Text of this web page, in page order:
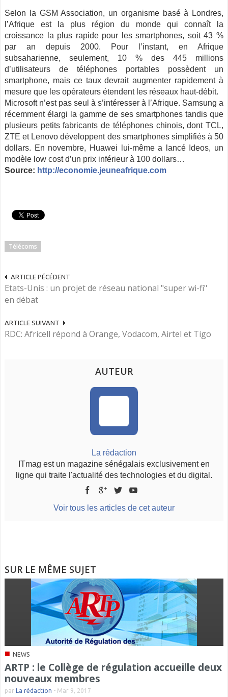
Selon la GSM Association, un organisme basé à Londres,
l’Afrique est la plus région du monde qui connaît la
croissance la plus rapide pour les smartphones, soit 43 %
par an depuis 2000. Pour l’instant, en Afrique
subsaharienne, seulement, 10 % des 445 millions
d’utilisateurs de téléphones portables possèdent un
smartphone, mais ce taux devrait augmenter rapidement à
mesure que les opérateurs étendent les réseaux haut-débit.
Microsoft n’est pas seul à s’intéresser à l’Afrique. Samsung a
récemment élargi la gamme de ses smartphones tandis que
plusieurs petits fabricants de téléphones chinois, dont TCL,
ZTE et Lenovo développent des smartphones simplifiés à 50
dollars. En novembre, Huawei lui-même a lancé Ideos, un
modèle low cost d’un prix inférieur à 100 dollars…
Source: http://economie.jeuneafrique.com
Télécoms
ARTICLE PÉCÉDENT
Etats-Unis : un projet de réseau national "super wi-fi"
en débat
ARTICLE SUIVANT
RDC: Africell répond à Orange, Vodacom, Airtel et Tigo
AUTEUR
La rédaction
ITmag est un magazine sénégalais exclusivement en
ligne qui traite l'actualité des technologies et du digital.
Voir tous les articles de cet auteur
SUR LE MÊME SUJET
■ NEWS
ARTP : le Collège de régulation accueille deux
nouveaux membres
par La rédaction - Mar 9, 2017